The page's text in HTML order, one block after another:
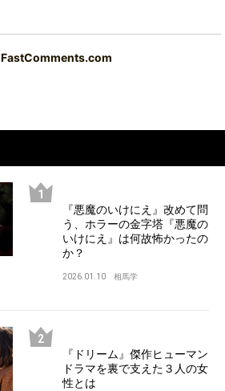
FastComments.com
『悪魔のいけにえ』改めて問
う、ホラーの金字塔『悪魔の
いけにえ』は何故怖かったの
か？
2026.01.10 相馬学
『ドリーム』傑作ヒューマン
ドラマを裏で支えた３人の女
性とは